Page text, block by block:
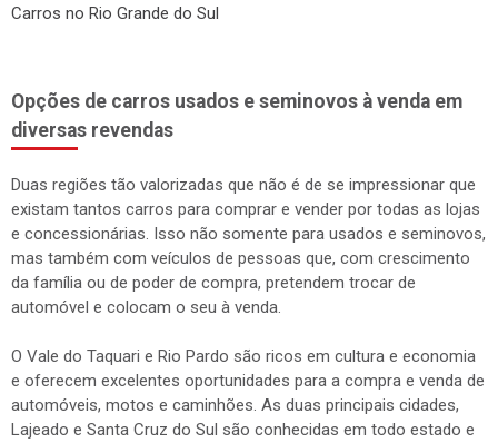
Carros no Rio Grande do Sul
Opções de carros usados e seminovos à venda em
diversas revendas
Duas regiões tão valorizadas que não é de se impressionar que
existam tantos carros para comprar e vender por todas as lojas
e concessionárias. Isso não somente para usados e seminovos,
mas também com veículos de pessoas que, com crescimento
da família ou de poder de compra, pretendem trocar de
automóvel e colocam o seu à venda.
O Vale do Taquari e Rio Pardo são ricos em cultura e economia
e oferecem excelentes oportunidades para a compra e venda de
automóveis, motos e caminhões. As duas principais cidades,
Lajeado e Santa Cruz do Sul são conhecidas em todo estado e